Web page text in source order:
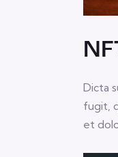
Dicta
fugit,
et